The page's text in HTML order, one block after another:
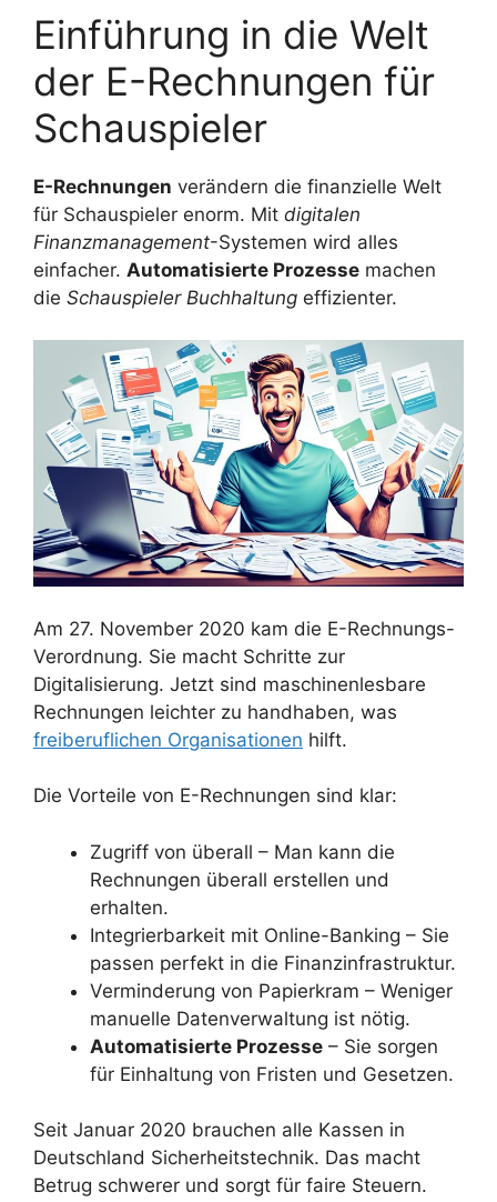
Einführung in die Welt
der E-Rechnungen für
Schauspieler
E-Rechnungen verändern die finanzielle Welt
für Schauspieler enorm. Mit digitalen
Finanzmanagement-Systemen wird alles
einfacher. Automatisierte Prozesse machen
die Schauspieler Buchhaltung effizienter.
Am 27. November 2020 kam die E-Rechnungs-
Verordnung. Sie macht Schritte zur
Digitalisierung. Jetzt sind maschinenlesbare
Rechnungen leichter zu handhaben, was
freiberuflichen Organisationen hilft.
Die Vorteile von E-Rechnungen sind klar:
Zugriff von überall – Man kann die
Rechnungen überall erstellen und
erhalten.
Integrierbarkeit mit Online-Banking – Sie
passen perfekt in die Finanzinfrastruktur.
Verminderung von Papierkram – Weniger
manuelle Datenverwaltung ist nötig.
Automatisierte Prozesse – Sie sorgen
für Einhaltung von Fristen und Gesetzen.
Seit Januar 2020 brauchen alle Kassen in
Deutschland Sicherheitstechnik. Das macht
Betrug schwerer und sorgt für faire Steuern.